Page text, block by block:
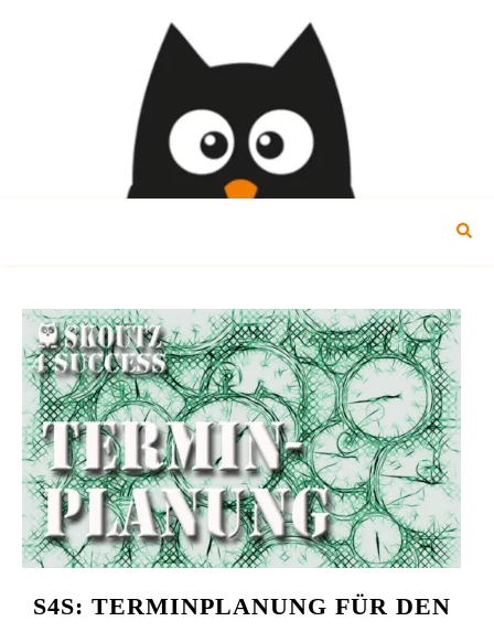
S4S: TERMINPLANUNG FÜR DEN